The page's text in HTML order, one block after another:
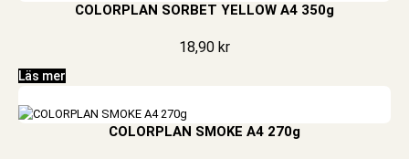
COLORPLAN SORBET YELLOW A4 350g
18,90 kr
Läs mer
COLORPLAN SMOKE A4 270g